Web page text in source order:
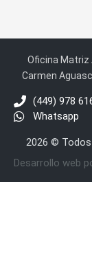
Oficina Matriz
Carmen
(449) 978
Whatsapp
2026 © Todos
Desarrollo web